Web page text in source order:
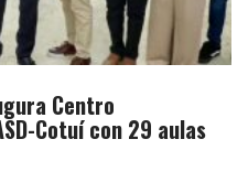
Centro
Cotuí con 29 aulas